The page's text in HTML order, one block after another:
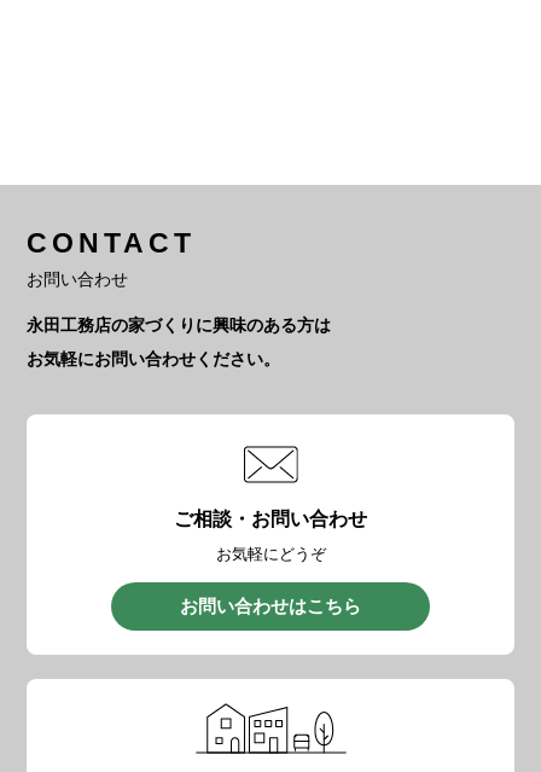
CONTACT
お問い合わせ
永田工務店の家づくりに興味のある方は
お気軽にお問い合わせください。
ご相談・お問い合わせ
お気軽にどうぞ
お問い合わせはこちら